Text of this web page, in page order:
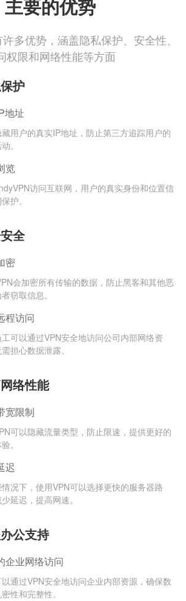
主要的优势
多优势，涵盖隐私保护、安全性、
权限和网络性能等方面
护
地址
用户的真实IP地址，防止第三方追踪用户的
。
览
访问互联网，用户的真实身份和位置信
护。
全
密
会加密所有传输的数据，防止黑客和其他恶
窃取信息。
程访问
可以通过VPN安全地访问公司内部网络资
担心数据泄露。
络性能
宽限制
可以隐藏流量类型，防止限速，提供更好的
。
迟
况下，使用VPN可以选择更快的服务器路
延迟，提高网速。
公支持
企业网络访问
以通过VPN安全地访问企业内部资源，确保数
性和完整性。